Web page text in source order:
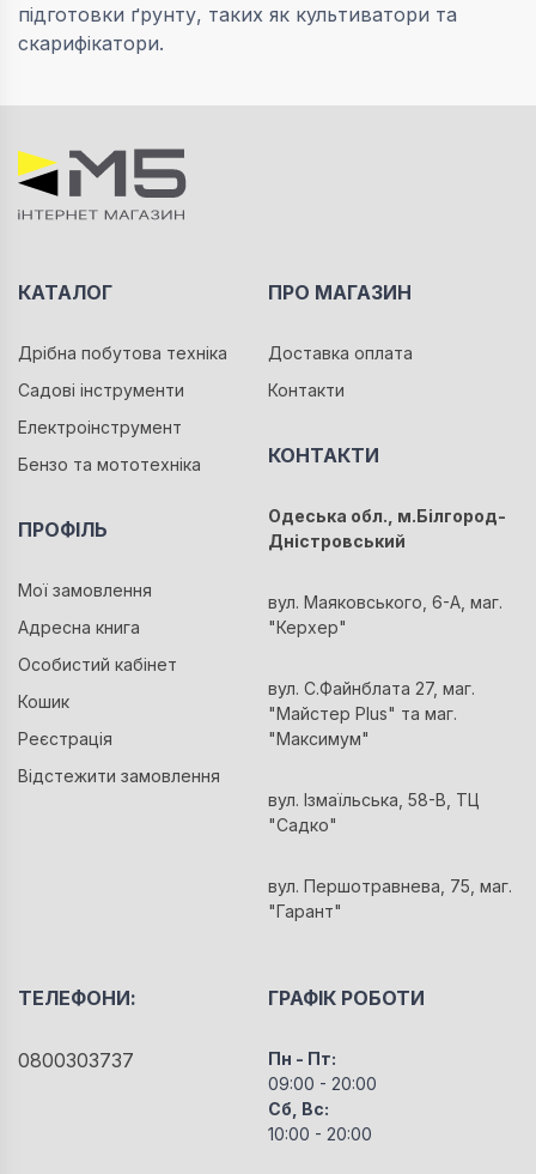
підготовки ґрунту, таких як культиватори та
скарифікатори.
КАТАЛОГ
Дрібна побутова техніка
Садові інструменти
Електроінструмент
Бензо та мототехніка
ПРОФІЛЬ
Мої замовлення
Адресна книга
Особистий кабінет
Кошик
Реєстрація
Відстежити замовлення
ПРО МАГАЗИН
Доставка оплата
Контакти
КОНТАКТИ
Одеська обл., м.Білгород-
Дністровський
вул. Маяковського, 6-А, маг.
"Керхер"
вул. С.Файнблата 27, маг.
"Майстер Plus" та маг.
"Максимум"
вул. Ізмаїльська, 58-В, ТЦ
"Садко"
вул. Першотравнева, 75, маг.
"Гарант"
ТЕЛЕФОНИ:
0800303737
ГРАФІК РОБОТИ
Пн - Пт:
09:00 - 20:00
Сб, Вс:
10:00 - 20:00